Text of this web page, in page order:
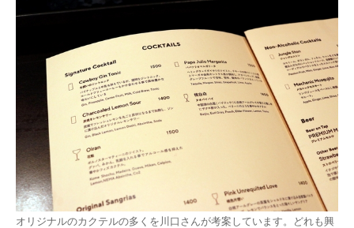
オリジナルのカクテルの多くを川口さんが考案しています。どれも興